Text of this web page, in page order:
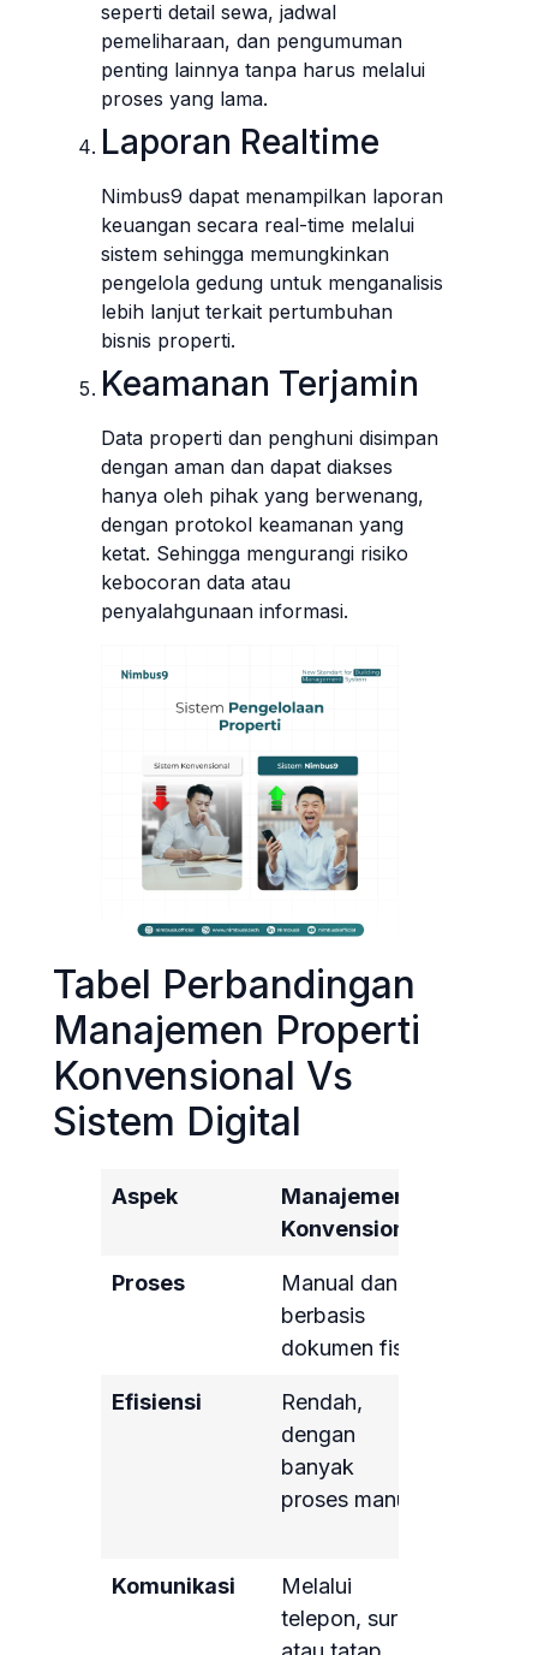
seperti detail sewa, jadwal
pemeliharaan, dan pengumuman
penting lainnya tanpa harus melalui
proses yang lama.
Laporan Realtime
Nimbus9 dapat menampilkan laporan
keuangan secara real-time melalui
sistem sehingga memungkinkan
pengelola gedung untuk menganalisis
lebih lanjut terkait pertumbuhan
bisnis properti.
Keamanan Terjamin
Data properti dan penghuni disimpan
dengan aman dan dapat diakses
hanya oleh pihak yang berwenang,
dengan protokol keamanan yang
ketat. Sehingga mengurangi risiko
kebocoran data atau
penyalahgunaan informasi.
Tabel Perbandingan
Manajemen Properti
Konvensional Vs
Sistem Digital
Aspek
Manajemen
Konvensional
Proses
Manual dan
berbasis
dokumen fisik
Efisiensi
Rendah,
dengan
banyak
proses manual
Komunikasi
Melalui
telepon, surat,